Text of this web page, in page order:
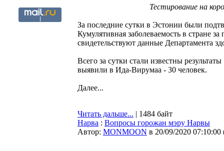
Тестирование на
За последние сутки в Эстонии были
Кумулятивная заболеваемость в стране
свидетельствуют данные Департамента
Всего за сутки стали известны
выявили в Ида-Вирумаа - 30 человек.
Далее...
Читать дальше... | 1484 байт
Нарва : Вопросы горожан мэру Нарвы
Автор: MONMOON в 20/09/2020 07:10:00